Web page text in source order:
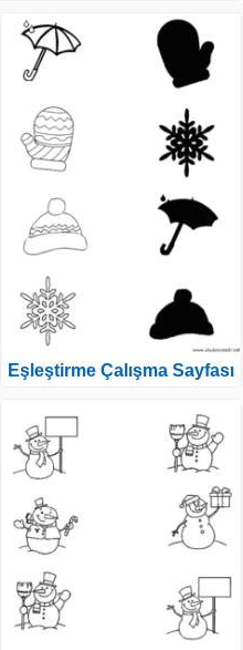
Eşleştirme Çalışma Sayfası